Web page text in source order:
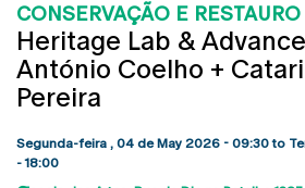
CONSERVAÇÃO E RESTAURO
Heritage Lab &
António Coelho +
Pereira
Segunda-feira , 04 de May 2026 - 09:30to
- 18:00